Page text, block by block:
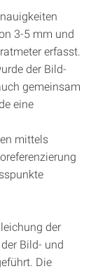
3-5 mm und
erfasst.
der Bild-
gemeinsam
eine
mittels
der
Bild- und
Die